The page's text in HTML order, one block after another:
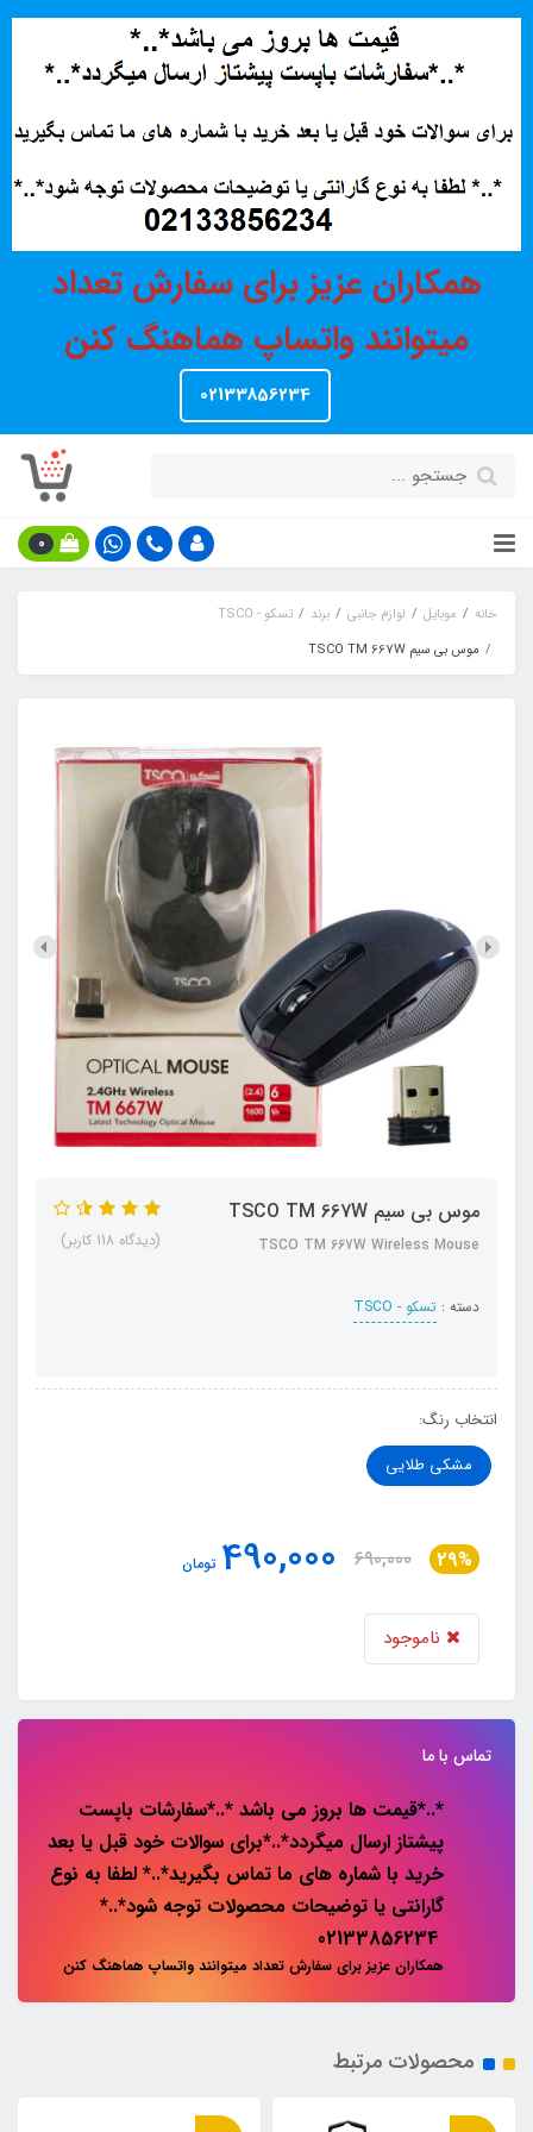
همکاران عزیز برای سفارش تعداد
میتوانند واتساپ هماهنگ کنن
02133856234
0
خانه موبایل لوازم جانبی برند
تسکو - TSCO
موس بی سیم TSCO TM 667W
موس بی سیم TSCO TM 667W
TSCO TM 667W Wireless Mouse
دسته : تسکو - TSCO
(دیدگاه 118 کاربر)
انتخاب رنگ:
مشکی طلایی
29%
690,000
490,000 تومان
ناموجود
تماس با ما
*..*قیمت ها بروز می باشد *..*سفارشات باپست
پیشتاز ارسال میگردد*..*برای سوالات خود قبل یا بعد
خرید با شماره های ما تماس بگیرید*..* لطفا به نوع
گارانتی یا توضیحات محصولات توجه شود*..*
همکاران عزیز برای سفارش تعداد میتوانند واتساپ هماهنگ کنن
محصولات مرتبط